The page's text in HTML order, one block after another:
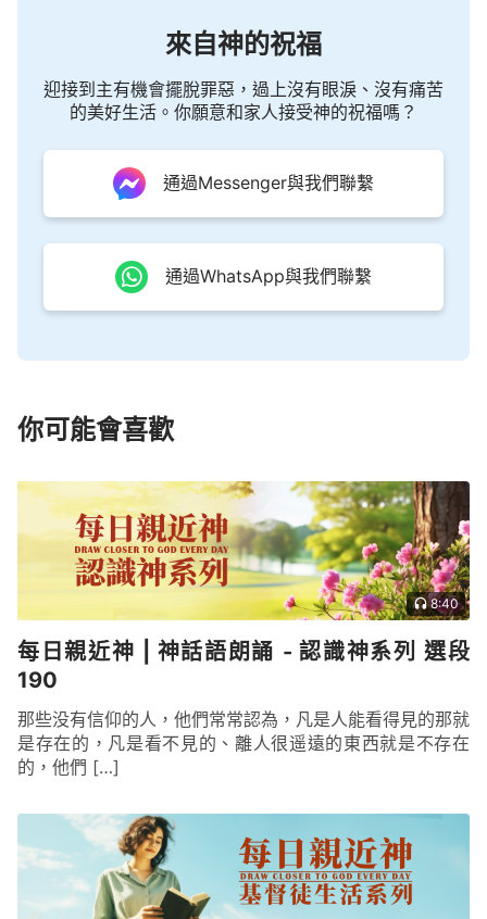
來自神的祝福
迎接到主有機會擺脫罪惡，過上沒有眼淚、沒有痛苦
的美好生活。你願意和家人接受神的祝福嗎？
通過Messenger與我們聯繫
通過WhatsApp與我們聯繫
你可能會喜歡
8:40
每日親近神 | 神話語朗誦 - 認識神系列 選段
190
那些没有信仰的人，他們常常認為，凡是人能看得見的那就
是存在的，凡是看不見的、離人很遥遠的東西就是不存在
的，他們 […]